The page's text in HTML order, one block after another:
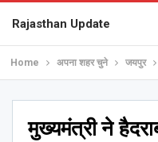
Rajasthan Update
Home अपना शहर चुने जयपुर
मुख्यमंत्री ने